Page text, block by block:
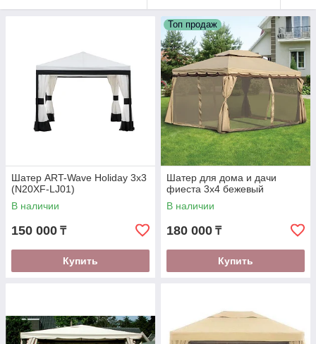
многих лет, поэтому подобрали в нашем каталоге
оптимальные варианты, выгодные как по цене, так и по
качеству.
Открыть каталог
Главные особенности тентов,
навесов и шатров
Универсальность и комфорт
Наличие шатра или навеса - это отличное
решение для отдыха и праздника на природе
без забот, ведь они отлично укрывают от
размещения на летних площадках и в саду.
Шатер ART-Wave Holiday 3х3
(N20XF-LJ01)
В наличии
150 000 ₸
Купить
Топ продаж
Шатер для дома и дачи
фиеста 3х4 бежевый
В наличии
180 000 ₸
Купить